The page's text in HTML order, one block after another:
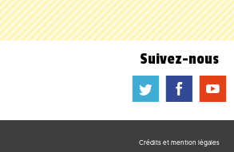
Suivez-nous
a b f
Crédits et mention légales